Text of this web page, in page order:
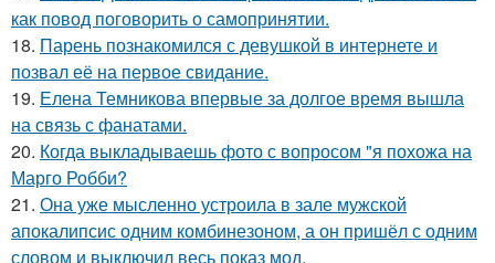
как повод поговорить о самопринятии.
18. Парень познакомился с девушкой в интернете и
позвал её на первое свидание.
19. Елена Темникова впервые за долгое время вышла
на связь с фанатами.
20. Когда выкладываешь фото с вопросом "я похожа на
Марго Робби?
21. Она уже мысленно устроила в зале мужской
апокалипсис одним комбинезоном, а он пришёл с одним
словом и выключил весь показ мод.